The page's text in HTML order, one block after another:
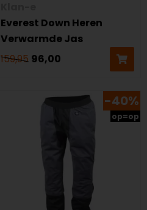
Everest Down Heren
Verwarmde Jas
159,95 96,00
-40%
op=op